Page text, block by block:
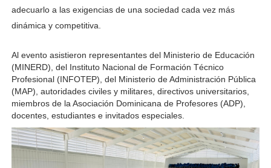
adecuarlo a las exigencias de una sociedad cada vez más
dinámica y competitiva.
Al evento asistieron representantes del Ministerio de Educación
(MINERD), del Instituto Nacional de Formación Técnico
Profesional (INFOTEP), del Ministerio de Administración Pública
(MAP), autoridades civiles y militares, directivos universitarios,
miembros de la Asociación Dominicana de Profesores (ADP),
docentes, estudiantes e invitados especiales.